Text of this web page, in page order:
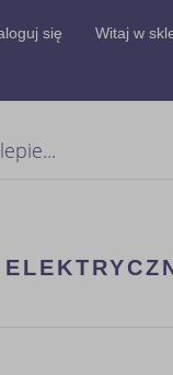
się Witaj w